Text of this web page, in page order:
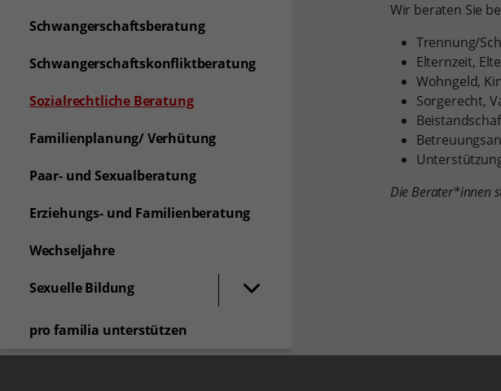
Schwangerschaftsberatung
Schwangerschaftskonfliktberatung
Sozialrechtliche Beratung(aktuelle Seite)
Familienplanung/ Verhütung
Paar- und Sexualberatung
Erziehungs- und Familienberatung
Wechseljahre
Sexuelle Bildung
pro familia unterstützen
Wir beraten Sie
Trennung/
Elternzeit,
Wohngeld,
Sorgerecht,
Die Berater*innen